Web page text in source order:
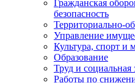
Гражданская
безопасность
Территориально-
Управление
Культура, спорт и
Образование
Труд и социальная
Работы по